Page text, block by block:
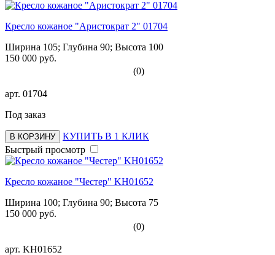
Кресло кожаное "Аристократ 2" 01704
Ширина 105; Глубина 90; Высота 100
150 000 руб.
(0)
арт. 01704
Под заказ
В КОРЗИНУ
КУПИТЬ В 1 КЛИК
Быстрый просмотр
Кресло кожаное "Честер" KH01652
Ширина 100; Глубина 90; Высота 75
150 000 руб.
(0)
арт. KH01652